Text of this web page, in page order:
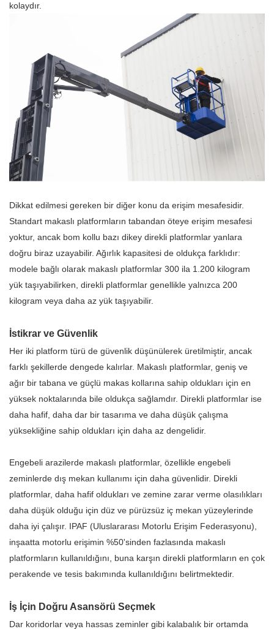
kolaydır.
Dikkat edilmesi gereken bir diğer konu da erişim mesafesidir.
Standart makaslı platformların tabandan öteye erişim mesafesi
yoktur, ancak bom kollu bazı dikey direkli platformlar yanlara
doğru biraz uzayabilir. Ağırlık kapasitesi de oldukça farklıdır:
modele bağlı olarak makaslı platformlar 300 ila 1.200 kilogram
yük taşıyabilirken, direkli platformlar genellikle yalnızca 200
kilogram veya daha az yük taşıyabilir.
İstikrar ve Güvenlik
Her iki platform türü de güvenlik düşünülerek üretilmiştir, ancak
farklı şekillerde dengede kalırlar. Makaslı platformlar, geniş ve
ağır bir tabana ve güçlü makas kollarına sahip oldukları için en
yüksek noktalarında bile oldukça sağlamdır. Direkli platformlar ise
daha hafif, daha dar bir tasarıma ve daha düşük çalışma
yüksekliğine sahip oldukları için daha az dengelidir.
Engebeli arazilerde makaslı platformlar, özellikle engebeli
zeminlerde dış mekan kullanımı için daha güvenlidir. Direkli
platformlar, daha hafif oldukları ve zemine zarar verme olasılıkları
daha düşük olduğu için düz ve pürüzsüz iç mekan yüzeylerinde
daha iyi çalışır. IPAF (Uluslararası Motorlu Erişim Federasyonu),
inşaatta motorlu erişimin %50'sinden fazlasında makaslı
platformların kullanıldığını, buna karşın direkli platformların en çok
perakende ve tesis bakımında kullanıldığını belirtmektedir.
İş İçin Doğru Asansörü Seçmek
Dar koridorlar veya hassas zeminler gibi kalabalık bir ortamda